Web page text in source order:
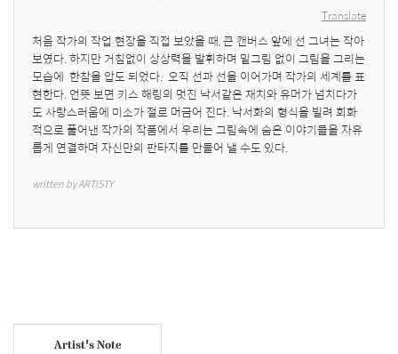
Translate
처음 작가의 작업 현장을 직접 보았을 때, 큰 캔버스 앞에 선 그녀는 작아
보였다. 하지만 거침없이 상상력을 발휘하며 밑그림 없이 그림을 그리는
모습에  한참을 압도 되었다.  오직 선과 선을 이어가며 작가의 세계를 표
현한다. 언뜻 보면 키스 해링의 멋진 낙서같은 재치와 유머가 넘치다가
도 사랑스러움에 미소가 절로 머금어 진다. 낙서화의 형식을 빌려 회화
적으로 풀어낸 작가의 작품에서 우리는 그림속에 숨은 이야기들을 자유
롭게 연결하며 자신만의 판타지를 만들어 낼 수도 있다.
written by ARTISTY
Artist's Note